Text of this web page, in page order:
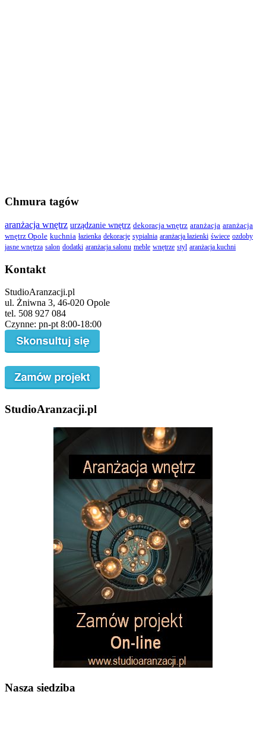
Chmura tagów
aranżacja wnętrz urządzanie wnętrz dekoracja wnętrz aranżacja aranżacja
wnętrz Opole kuchnia łazienka dekoracje sypialnia aranżacja łazienki świece ozdoby
jasne wnętrza salon dodatki aranżacja salonu meble wnętrze styl aranżacja kuchni
Kontakt
StudioAranzacji.pl
ul. Żniwna 3, 46-020 Opole
tel. 508 927 084
Czynne: pn-pt 8:00-18:00
StudioAranzacji.pl
Nasza siedziba